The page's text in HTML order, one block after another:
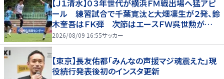
【Ｊ１清水】０３年世代が横浜ＦＭ戦出場へ猛アピ
ール 練習試合で千葉寛汰と大畑凜生が２発、鈴
木奎吾はＦＫ弾 次節はエースＦＷ呉世勲が出
場停止
2026/08/09 16:55サッカー
【東京】長友佑都「みんなの声援マジ魂震えた」現
役続行発表後初のインスタ更新